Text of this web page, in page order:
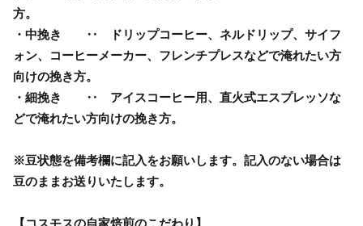
方。
・中挽き ‥ ドリップコーヒー、ネルドリップ、サイフ
ォン、コーヒーメーカー、フレンチプレスなどで淹れたい方
向けの挽き方。
・細挽き ‥ アイスコーヒー用、直火式エスプレッソな
どで淹れたい方向けの挽き方。
※豆状態を備考欄に記入をお願いします。記入のない場合は
豆のままお送りいたします。
【コスモスの自家焙煎のこだわり】